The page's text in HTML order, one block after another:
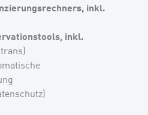
inkl.
inkl.